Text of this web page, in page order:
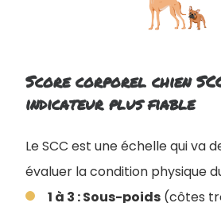
Score corporel chien
indicateur plus fiable
Le SCC est une échelle qui va
évaluer la condition physique
1 à 3 : Sous-poids (côtes